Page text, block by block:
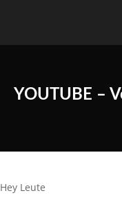
YOUTUBE –
Hey Leute